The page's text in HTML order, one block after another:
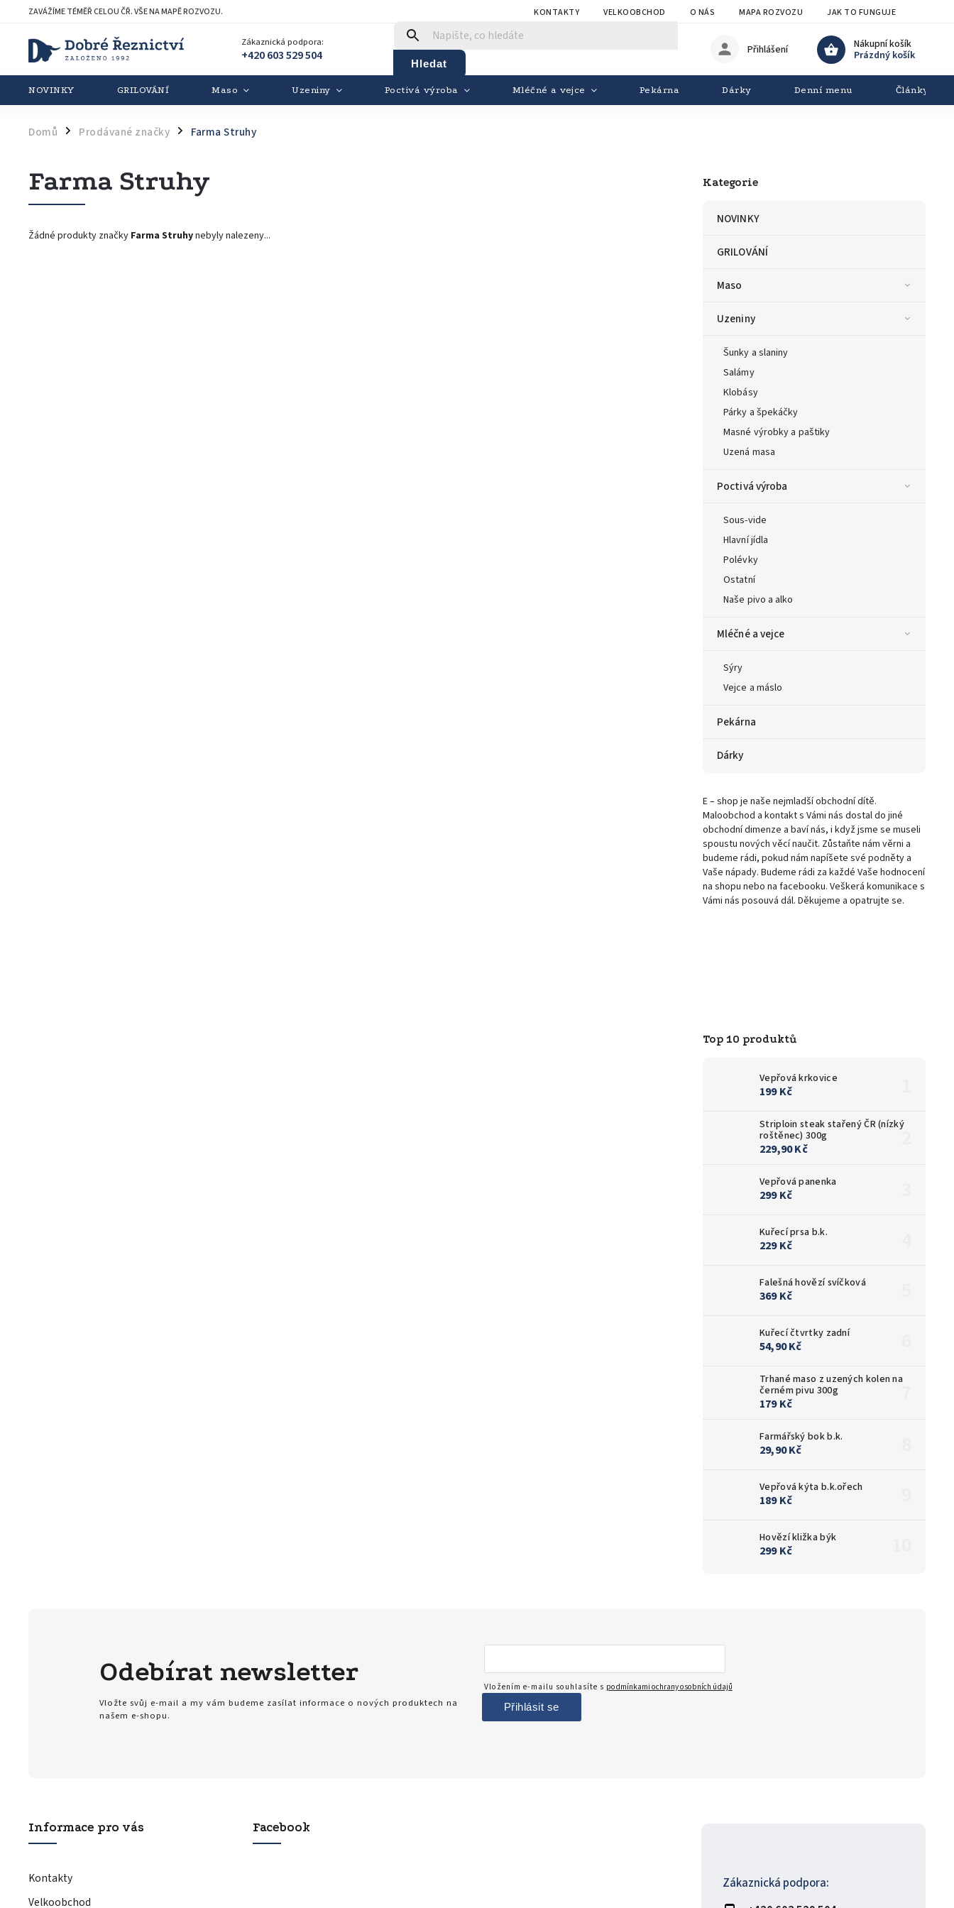
ZAVÁŽÍME TÉMĚŘ CELOU ČŘ. VŠE NA MAPĚ ROZVOZU. KONTAKTY VELKOOBCHOD O NÁS MAPA ROZVOZU JAK TO FUNGUJE
Zákaznická podpora:
+420 603 529 504 Hledat
Nákupní košík
Prázdný košík
Přihlášení
NOVINKY GRILOVÁNÍ Maso Uzeniny Poctivá výroba Mléčné a vejce Pekárna Dárky Denní menu Články
Domů / Prodávané značky / Farma Struhy
Kategorie
NOVINKY
GRILOVÁNÍ
Maso
Uzeniny
Šunky a slaniny
Salámy
Klobásy
Párky a špekáčky
Masné výrobky a paštiky
Uzená masa
Poctivá výroba
Sous-vide
Hlavní jídla
Polévky
Ostatní
Naše pivo a alko
Mléčné a vejce
Sýry
Vejce a máslo
Pekárna
Dárky
E – shop je naše nejmladší obchodní dítě.
Maloobchod a kontakt s Vámi nás dostal do jiné
obchodní dimenze a baví nás, i když jsme se museli
spoustu nových věcí naučit. Zůstaňte nám věrni a
budeme rádi, pokud nám napíšete své podněty a
Vaše nápady. Budeme rádi za každé Vaše hodnocení
na shopu nebo na facebooku. Veškerá komunikace s
Vámi nás posouvá dál. Děkujeme a opatrujte se.
Top 10 produktů
Vepřová krkovice
199 Kč
Striploin steak stařený ČR (nízký
roštěnec) 300g
229,90 Kč
Vepřová panenka
299 Kč
Kuřecí prsa b.k.
229 Kč
Falešná hovězí svíčková
369 Kč
Kuřecí čtvrtky zadní
54,90 Kč
Trhané maso z uzených kolen na
černém pivu 300g
179 Kč
Farmářský bok b.k.
29,90 Kč
Vepřová kýta b.k.ořech
189 Kč
Hovězí kližka býk
299 Kč
Farma Struhy
Žádné produkty značky Farma Struhynebyly nalezeny...
Zákaznická podpora:
Informace pro vás
Kontakty
Velkoobchod
Facebook
Odebírat newsletter
Vložte svůj e-mail a my vám budeme zasílat informace o nových produktech na
našem e-shopu.
Vložením e-mailu souhlasíte s podmínkami ochrany osobních údajů
Přihlásit se